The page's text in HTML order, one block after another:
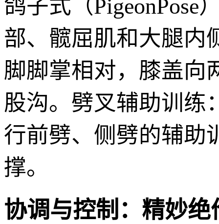
鸽子式（
部、髋屈肌和大腿内
脚脚掌相对，膝盖向
股沟。劈叉辅助训练
行前劈、侧劈的辅助
撑。
协调与控制：精妙绝